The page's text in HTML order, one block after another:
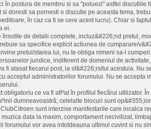
în postura de membru si sa "poluezi" astfel discutiile
si doresti sa pornesti o discutie pe aceasta tema,
în caz ca ti se cere acest lucru). Chiar si
ei.
de detalii complete, incluz&#226;nd pretul,
sa specifice explicit actiunea de cumparare/
pretul/starea lui, nu te obliga nimeni sa-l cumperi.
juridice, indiferent de domeniul de
fi atasat fiecarui post, la sf&#226;rsitul acestuia.
acceptul administratorilor forumului. Nu se
obligatoriu ce va fi afiºat în profilul fiecãrui utilizator.
dumneavoastrã; celelalte blocuri sunt
sunt interzise manifestarile care incalca
data la maxim, comportament necivilizat,
forumului vor avea intotdeauna ultimul cuvint si nu